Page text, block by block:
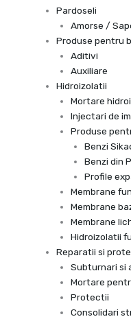
Pardoseli
Amorse /
Produse pentru
Aditivi
Auxiliare
Hidroizolatii
Mortare
Injectari de
Produse
Benzi
Benzi din
Profile
Membrane
Membrane
Membrane
Hidroizolatii
Reparatii si
Subturnari si
Mortare
Protectii
Consolidari